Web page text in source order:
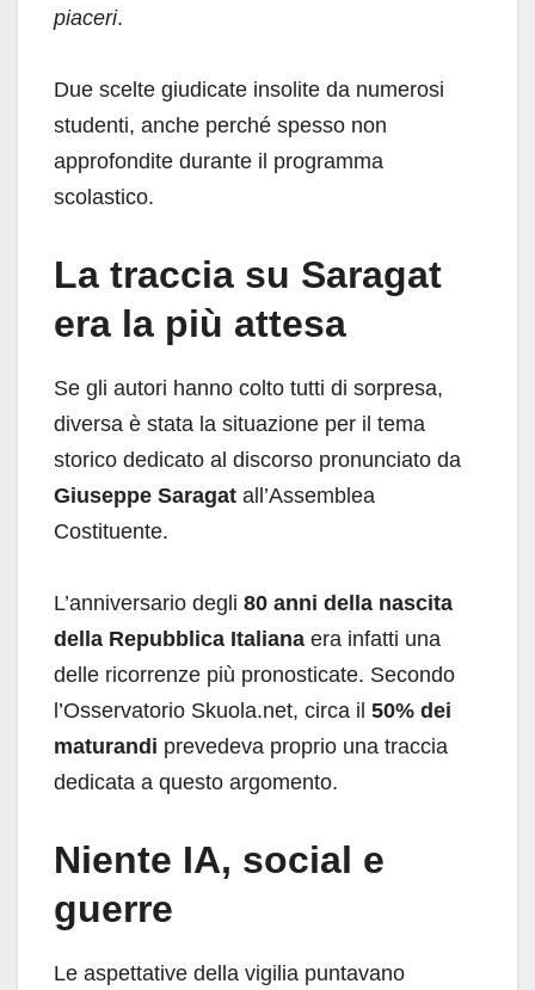
piaceri.
Due scelte giudicate insolite da numerosi
studenti, anche perché spesso non
approfondite durante il programma
scolastico.
La traccia su Saragat
era la più attesa
Se gli autori hanno colto tutti di sorpresa,
diversa è stata la situazione per il tema
storico dedicato al discorso pronunciato da
Giuseppe Saragat all’Assemblea
Costituente.
L’anniversario degli 80 anni della nascita
della Repubblica Italiana era infatti una
delle ricorrenze più pronosticate. Secondo
l’Osservatorio Skuola.net, circa il 50% dei
maturandi prevedeva proprio una traccia
dedicata a questo argomento.
Niente IA, social e
guerre
Le aspettative della vigilia puntavano